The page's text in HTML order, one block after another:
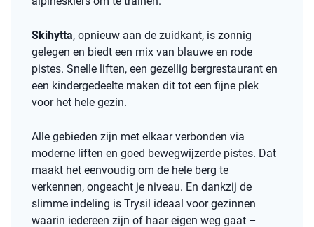
Skihytta, opnieuw aan de zuidkant, is zonnig
gelegen en biedt een mix van blauwe en rode
pistes. Snelle liften, een gezellig bergrestaurant en
een kindergedeelte maken dit tot een fijne plek
voor het hele gezin.
Alle gebieden zijn met elkaar verbonden via
moderne liften en goed bewegwijzerde pistes. Dat
maakt het eenvoudig om de hele berg te
verkennen, ongeacht je niveau. En dankzij de
slimme indeling is Trysil ideaal voor gezinnen
waarin iedereen zijn of haar eigen weg gaat –